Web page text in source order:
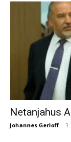
Netanjahus
Johannes Gerloff -